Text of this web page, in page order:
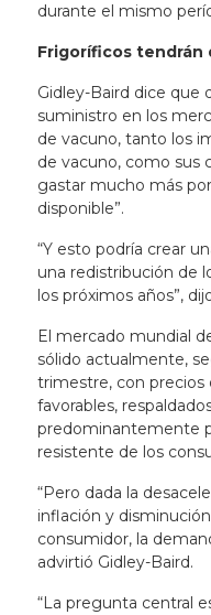
durante el mismo
Frigoríficos tendrán
Gidley-Baird dice que
suministro en los
de vacuno, tanto los
de vacuno, como sus
gastar mucho más
disponible”.
“Y esto podría crear
una redistribución de
los próximos años”,
El mercado mundial
sólido actualmente,
trimestre, con
favorables,
predominantemente
resistente de los
“Pero dada la
inflación y
consumidor, la
advirtió Gidley-Baird.
“La pregunta central